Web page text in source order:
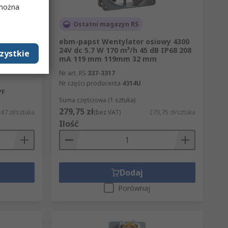
zł/sztuka
Ostatni magazyn RS
ebm-papst Wentylator osiowy 4300
24V dc 5.7 W 170 m³/h 45 dB IP68 208
mA 119 mm 119mm 32 mm
Nr art. RS 337-3317
Nr części producenta 4314U
Suma częściowa (1 sztuka)
279,75 zł(bez VAT) 279,75 zł/sztuka
Ilość
Dodaj
Porównaj